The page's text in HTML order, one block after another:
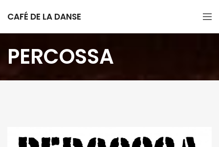
CAFÉ DE LA DANSE
PERCOSSA